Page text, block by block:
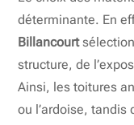
déterminante. En
Billancourt
structure, de
Ainsi, les toitures
ou l’ardoise,